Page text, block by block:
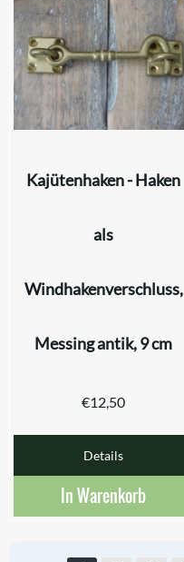
Kajütenhaken - Haken
als
Windhakenverschluss,
Messing antik, 9 cm
€12,50
Details
In Warenkorb